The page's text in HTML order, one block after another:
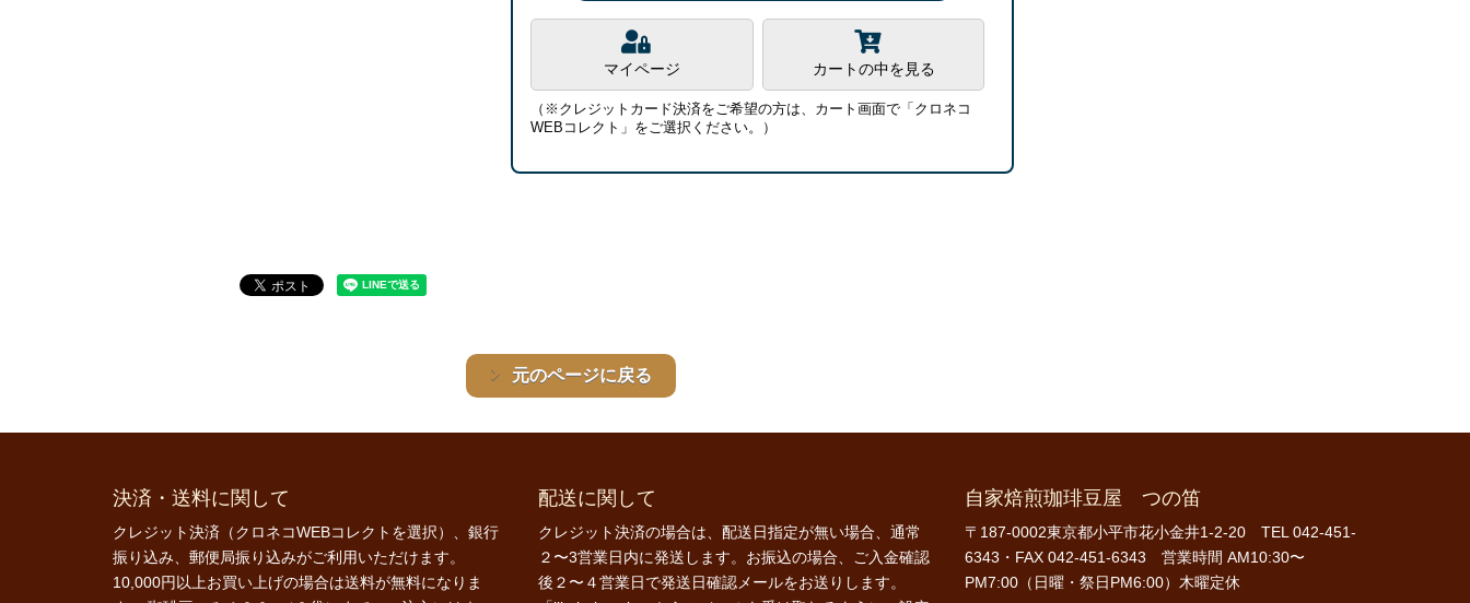
マイページ カートの中を見る
（※クレジットカード決済をご希望の方は、カート画面で「クロネコ
WEBコレクト」をご選択ください。）
元のページに戻る
決済・送料に関して
クレジット決済（クロネコWEBコレクトを選択）、銀行
振り込み、郵便局振り込みがご利用いただけます。
10,000円以上お買い上げの場合は送料が無料になりま
配送に関して
クレジット決済の場合は、配送日指定が無い場合、通常
２〜3営業日内に発送します。お振込の場合、ご入金確認
後２〜４営業日で発送日確認メールをお送りします。
自家焙煎珈琲豆屋 つの笛
〒187-0002東京都小平市花小金井1-2-20 TEL 042-451-
6343・FAX 042-451-6343 営業時間 AM10:30〜
PM7:00（日曜・祭日PM6:00）木曜定休